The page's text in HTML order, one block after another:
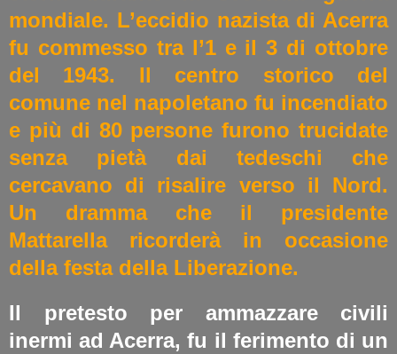
mondiale. L’eccidio nazista di Acerra
fu commesso tra l’1 e il 3 di ottobre
del 1943. Il centro storico del
comune nel napoletano fu incendiato
e più di 80 persone furono trucidate
senza pietà dai tedeschi che
cercavano di risalire verso il Nord.
Un dramma che il presidente
Mattarella ricorderà in occasione
della festa della Liberazione.
Il pretesto per ammazzare civili
inermi ad Acerra, fu il ferimento di un